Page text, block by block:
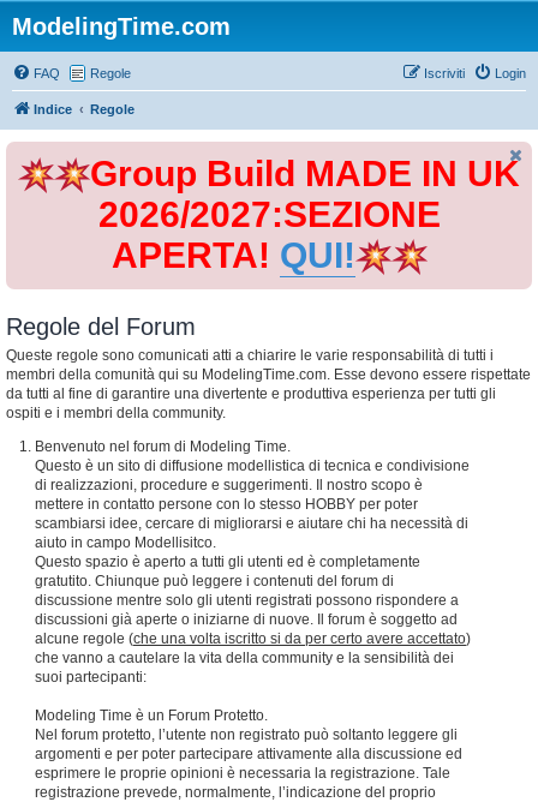
ModelingTime.com
FAQ Regole Login
Iscriviti
Indice Regole
Group Build MADE IN UK
2026/2027:SEZIONE
APERTA! QUI!
Regole del Forum
Queste regole sono comunicati atti a chiarire le varie responsabilità di tutti i
membri della comunità qui su ModelingTime.com. Esse devono essere rispettate
da tutti al fine di garantire una divertente e produttiva esperienza per tutti gli
ospiti e i membri della community.
Benvenuto nel forum di Modeling Time.
Questo è un sito di diffusione modellistica di tecnica e condivisione
di realizzazioni, procedure e suggerimenti. Il nostro scopo è
mettere in contatto persone con lo stesso HOBBY per poter
scambiarsi idee, cercare di migliorarsi e aiutare chi ha necessità di
aiuto in campo Modellisitco.
Questo spazio è aperto a tutti gli utenti ed è completamente
gratutito. Chiunque può leggere i contenuti del forum di
discussione mentre solo gli utenti registrati possono rispondere a
discussioni già aperte o iniziarne di nuove. Il forum è soggetto ad
alcune regole (che una volta iscritto si da per certo avere accettato)
che vanno a cautelare la vita della community e la sensibilità dei
suoi partecipanti:
Modeling Time è un Forum Protetto.
Nel forum protetto, l’utente non registrato può soltanto leggere gli
argomenti e per poter partecipare attivamente alla discussione ed
esprimere le proprie opinioni è necessaria la registrazione. Tale
registrazione prevede, normalmente, l’indicazione del proprio